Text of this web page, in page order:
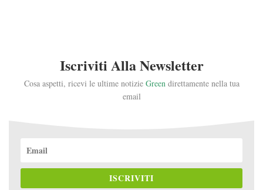
Iscriviti Alla Newsletter
Cosa aspetti, ricevi le ultime notizie Green direttamente nella tua
email
ISCRIVITI